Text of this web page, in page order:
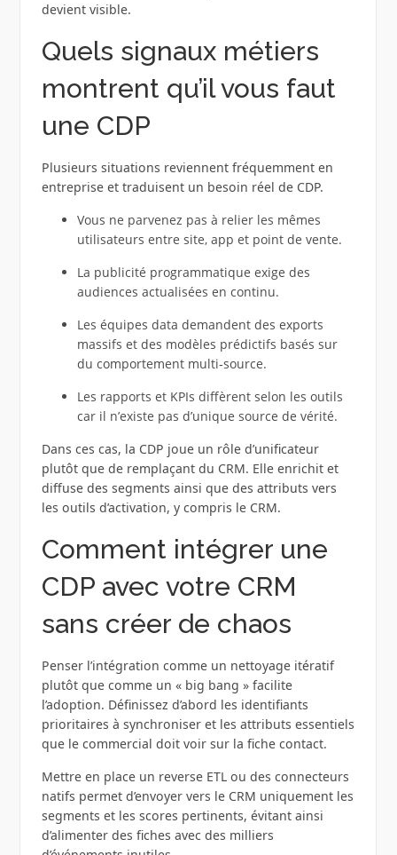
devient visible.
Quels signaux métiers
montrent qu’il vous faut
une CDP
Plusieurs situations reviennent fréquemment en
entreprise et traduisent un besoin réel de CDP.
Vous ne parvenez pas à relier les mêmes
utilisateurs entre site, app et point de vente.
La publicité programmatique exige des
audiences actualisées en continu.
Les équipes data demandent des exports
massifs et des modèles prédictifs basés sur
du comportement multi‑source.
Les rapports et KPIs diffèrent selon les outils
car il n’existe pas d’unique source de vérité.
Dans ces cas, la CDP joue un rôle d’unificateur
plutôt que de remplaçant du CRM. Elle enrichit et
diffuse des segments ainsi que des attributs vers
les outils d’activation, y compris le CRM.
Comment intégrer une
CDP avec votre CRM
sans créer de chaos
Penser l’intégration comme un nettoyage itératif
plutôt que comme un « big bang » facilite
l’adoption. Définissez d’abord les identifiants
prioritaires à synchroniser et les attributs essentiels
que le commercial doit voir sur la fiche contact.
Mettre en place un reverse ETL ou des connecteurs
natifs permet d’envoyer vers le CRM uniquement les
segments et les scores pertinents, évitant ainsi
d’alimenter des fiches avec des milliers